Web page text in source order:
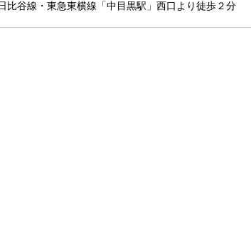
比谷線・東急東横線「中目黒駅」西口より徒歩２分